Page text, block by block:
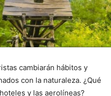
cambiarán hábitos y
con la naturaleza. ¿Qué
y las aerolíneas?